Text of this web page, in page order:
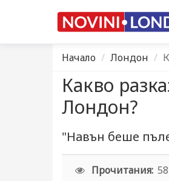
Начало Лондон
Какво
Лондон?
"Навън беше
Прочитания: